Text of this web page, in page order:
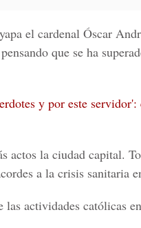
el cardenal Óscar
que se ha
y por este
actos la ciudad capital.
a la crisis sanitaria
actividades católicas